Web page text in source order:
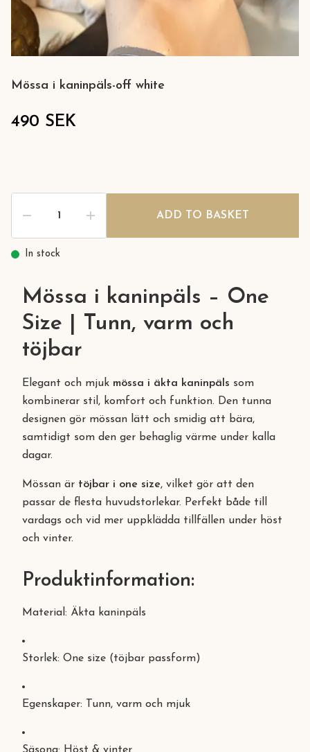
Mössa i kaninpäls-off white
490 SEK
ADD TO BASKET
In stock
Mössa i kaninpäls – One
Size | Tunn, varm och
töjbar
Elegant och mjuk mössa i äkta kaninpäls som
kombinerar stil, komfort och funktion. Den tunna
designen gör mössan lätt och smidig att bära,
samtidigt som den ger behaglig värme under kalla
dagar.
Mössan är töjbar i one size, vilket gör att den
passar de flesta huvudstorlekar. Perfekt både till
vardags och vid mer uppklädda tillfällen under höst
och vinter.
Produktinformation:
Material: Äkta kaninpäls
Storlek: One size (töjbar passform)
Egenskaper: Tunn, varm och mjuk